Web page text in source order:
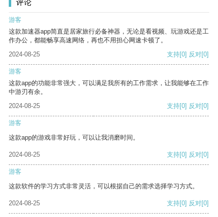
评论
游客
这款加速器app简直是居家旅行必备神器，无论是看视频、玩游戏还是工
作办公，都能畅享高速网络，再也不用担心网速卡顿了。
2024-08-25
支持[0] 反对[0]
游客
这款app的功能非常强大，可以满足我所有的工作需求，让我能够在工作
中游刃有余。
2024-08-25
支持[0] 反对[0]
游客
这款app的游戏非常好玩，可以让我消磨时间。
2024-08-25 支持[0] 反对[0]
游客
这款软件的学习方式非常灵活，可以根据自己的需求选择学习方式。
2024-08-25 支持[0] 反对[0]